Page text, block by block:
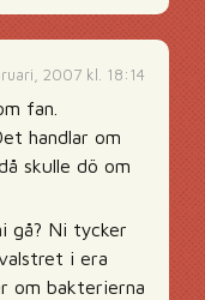
2007 kl. 18:14
fan.
handlar om
skulle dö om
gå? Ni tycker
i era
om bakterierna